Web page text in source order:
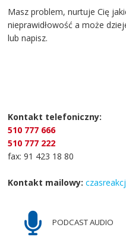
Masz problem, nurtuje Cię
nieprawidłowość a może
lub napisz.
Kontakt telefoniczny:
510 777 666
510 777 222
fax: 91 423 18 80
Kontakt mailowy:
PODCAST AUDIO